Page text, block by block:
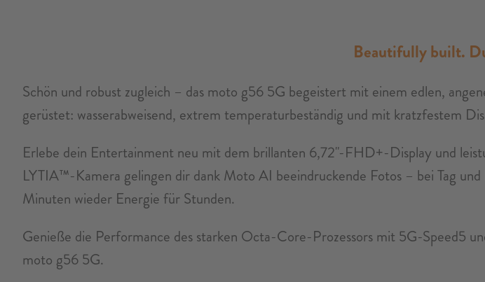
Beautifully built.
Schön und robust zugleich – das moto g56 5G begeistert mit einem edlen,
gerüstet: wasserabweisend, extrem temperaturbeständig und mit kratzfestem
Erlebe dein Entertainment neu mit dem brillanten 6,72"-FHD+-Display und
LYTIA™-Kamera gelingen dir dank Moto AI beeindruckende Fotos – bei Tag
Minuten wieder Energie für Stunden.
Genieße die Performance des starken Octa-Core-Prozessors mit 5G-Speed5
moto g56 5G.